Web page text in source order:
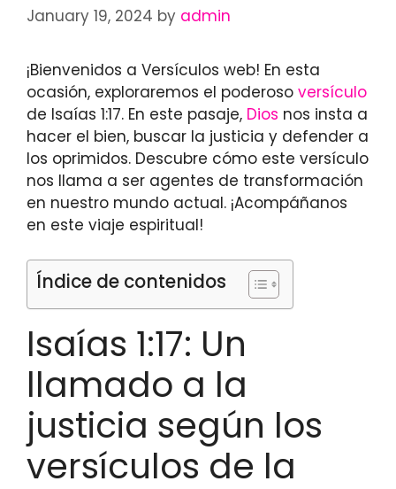
January 19, 2024 by admin
¡Bienvenidos a Versículos web! En esta
ocasión, exploraremos el poderoso versículo
de Isaías 1:17. En este pasaje, Dios nos insta a
hacer el bien, buscar la justicia y defender a
los oprimidos. Descubre cómo este versículo
nos llama a ser agentes de transformación
en nuestro mundo actual. ¡Acompáñanos
en este viaje espiritual!
Índice de contenidos
Isaías 1:17: Un
llamado a la
justicia según los
versículos de la